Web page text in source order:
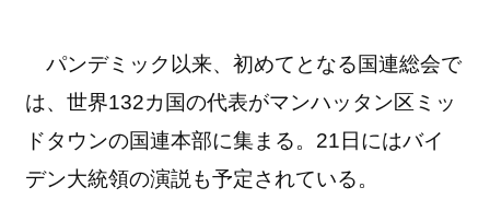
パンデミック以来、初めてとなる国連総会で
は、世界132カ国の代表がマンハッタン区ミッ
ドタウンの国連本部に集まる。21日にはバイ
デン大統領の演説も予定されている。